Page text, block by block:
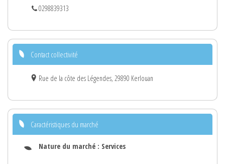
0298839313
Contact collectivité
Rue de la côte des Légendes, 29890 Kerlouan
Caractéristiques du marché
Nature du marché : Services